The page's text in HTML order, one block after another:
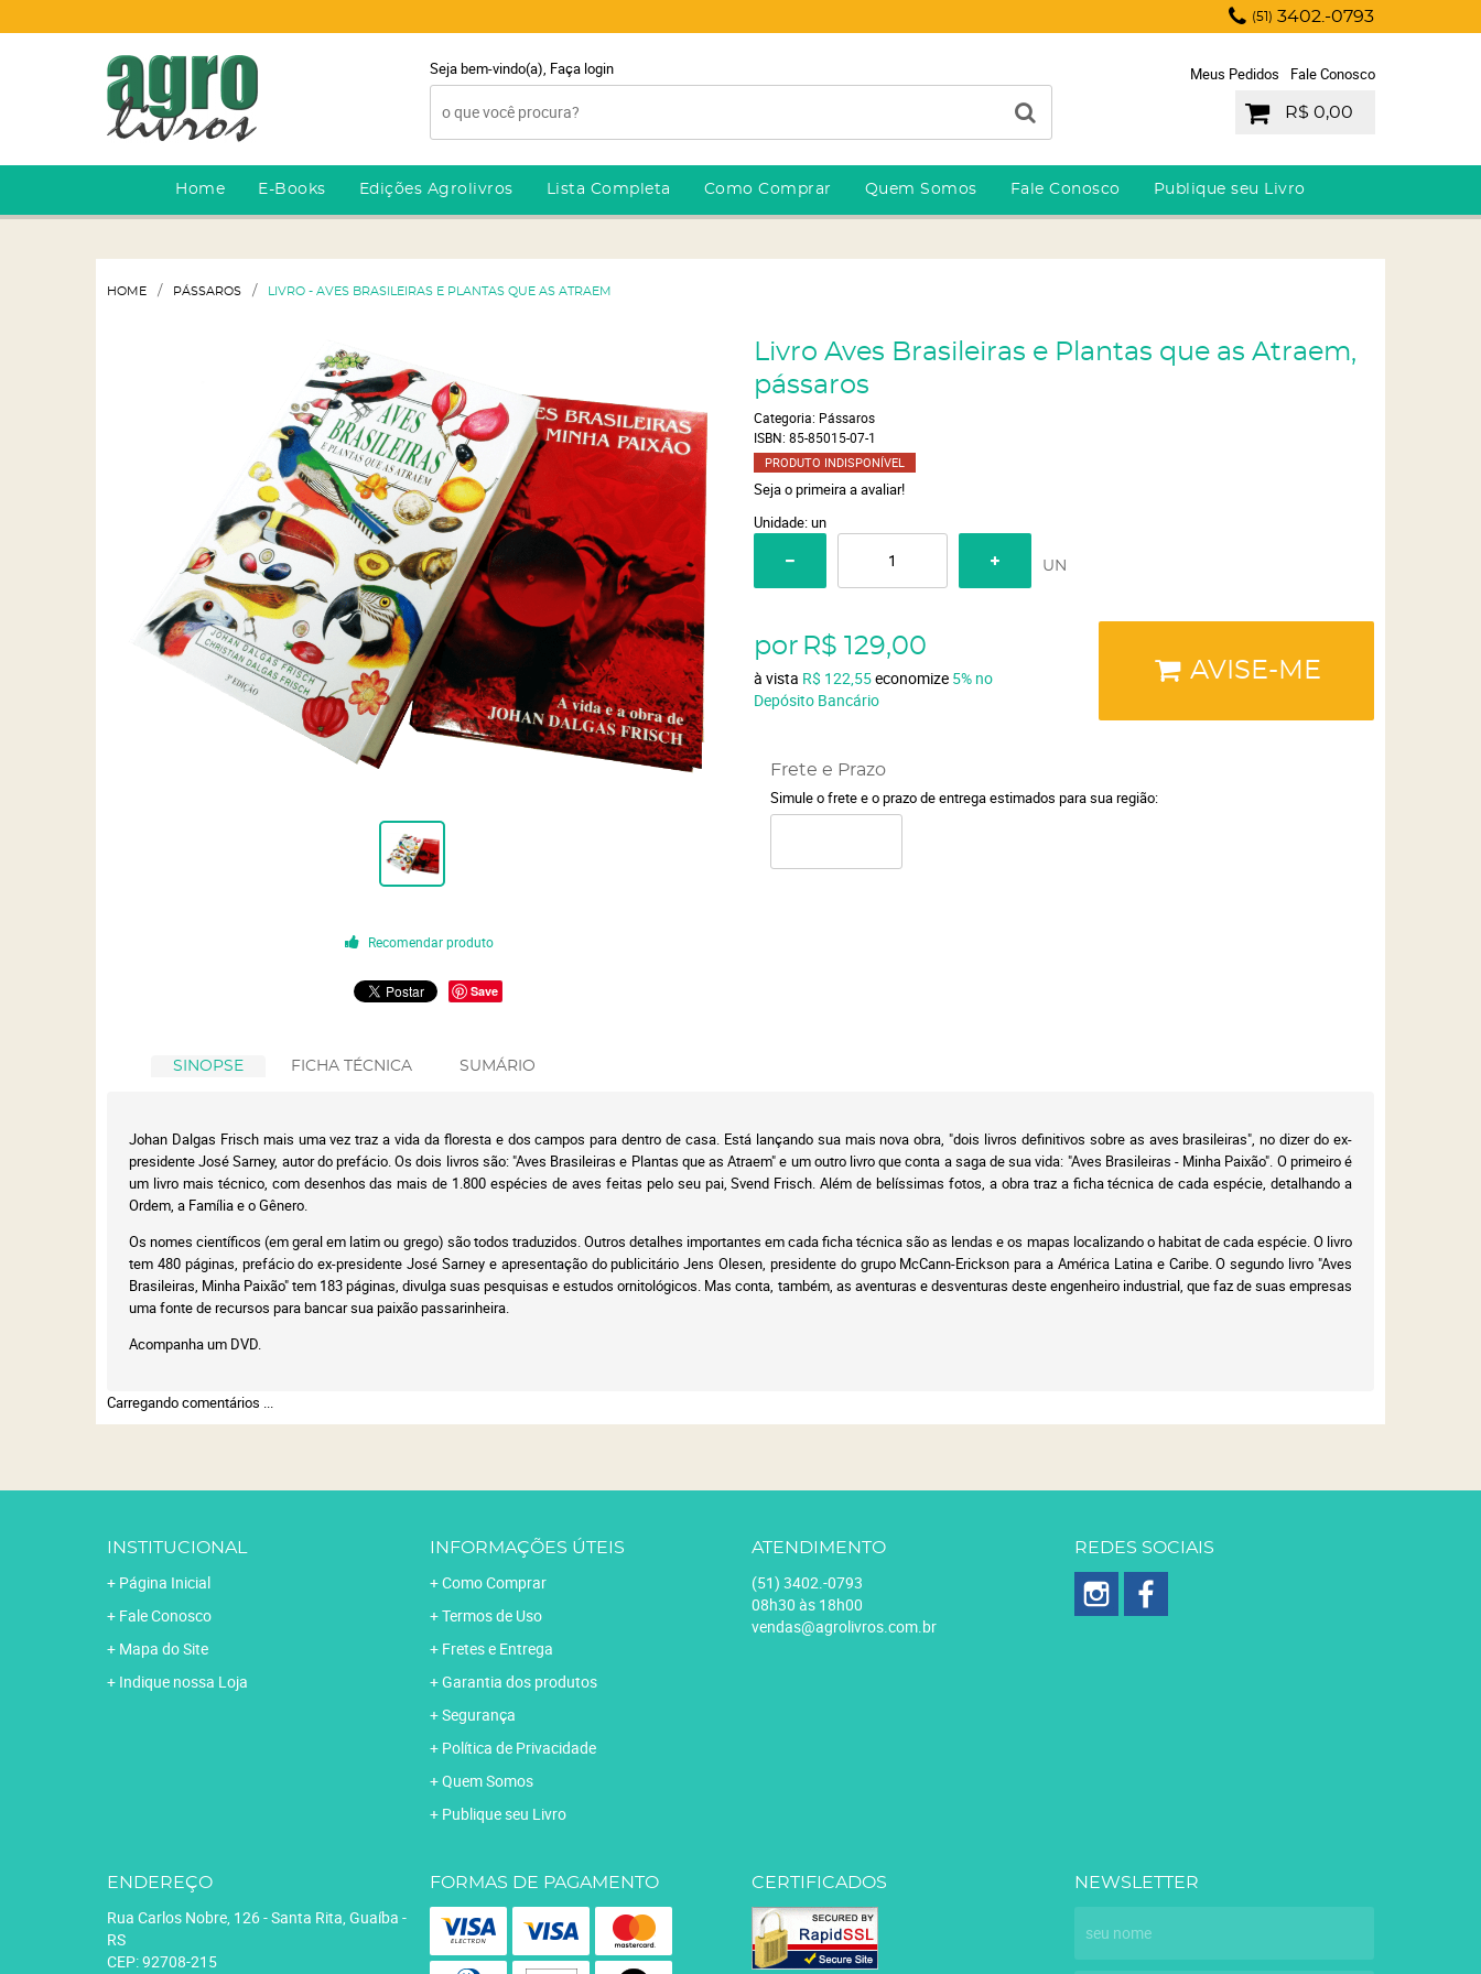
(51) 3402.-0793
Seja bem-vindo(a), Faça login Meus Pedidos Fale Conosco
R$ 0,00
Home E-Books Edições Agrolivros Lista Completa Como Comprar Quem Somos Fale Conosco Publique seu Livro
HOME PÁSSAROS LIVRO - AVES BRASILEIRAS E PLANTAS QUE AS ATRAEM
Recomendar produto
Save
Livro Aves Brasileiras e Plantas que as Atraem,
pássaros
Categoria: Pássaros
ISBN: 85-85015-07-1
PRODUTO INDISPONÍVEL
Seja o primeira a avaliar!
Unidade: un
UN
por R$ 129,00
à vista R$ 122,55economize 5% no
Depósito Bancário
AVISE-ME
Frete e Prazo
Simule o frete e o prazo de entrega estimados para sua região:
SINOPSE FICHA TÉCNICA SUMÁRIO
Johan Dalgas Frisch mais uma vez traz a vida da floresta e dos campos para dentro de casa. Está lançando sua mais nova obra, "dois livros definitivos sobre as aves brasileiras", no dizer do ex-
presidente José Sarney, autor do prefácio. Os dois livros são: "Aves Brasileiras e Plantas que as Atraem" e um outro livro que conta a saga de sua vida: "Aves Brasileiras - Minha Paixão". O primeiro é
um livro mais técnico, com desenhos das mais de 1.800 espécies de aves feitas pelo seu pai, Svend Frisch. Além de belíssimas fotos, a obra traz a ficha técnica de cada espécie, detalhando a
Ordem, a Família e o Gênero.
Os nomes científicos (em geral em latim ou grego) são todos traduzidos. Outros detalhes importantes em cada ficha técnica são as lendas e os mapas localizando o habitat de cada espécie. O livro
tem 480 páginas, prefácio do ex-presidente José Sarney e apresentação do publicitário Jens Olesen, presidente do grupo McCann-Erickson para a América Latina e Caribe. O segundo livro "Aves
Brasileiras, Minha Paixão" tem 183 páginas, divulga suas pesquisas e estudos ornitológicos. Mas conta, também, as aventuras e desventuras deste engenheiro industrial, que faz de suas empresas
uma fonte de recursos para bancar sua paixão passarinheira.
Acompanha um DVD.
Carregando comentários ...
INSTITUCIONAL
Página Inicial
Fale Conosco
Mapa do Site
Indique nossa Loja
INFORMAÇÕES ÚTEIS
Como Comprar
Termos de Uso
Fretes e Entrega
Garantia dos produtos
Segurança
Política de Privacidade
Quem Somos
Publique seu Livro
ATENDIMENTO
(51) 3402.-0793
08h30 às 18h00
vendas@agrolivros.com.br
REDES SOCIAIS
ENDEREÇO
Rua Carlos Nobre, 126-Santa Rita, Guaíba -
RS
CEP: 92708-215
FORMAS DE PAGAMENTO CERTIFICADOS NEWSLETTER